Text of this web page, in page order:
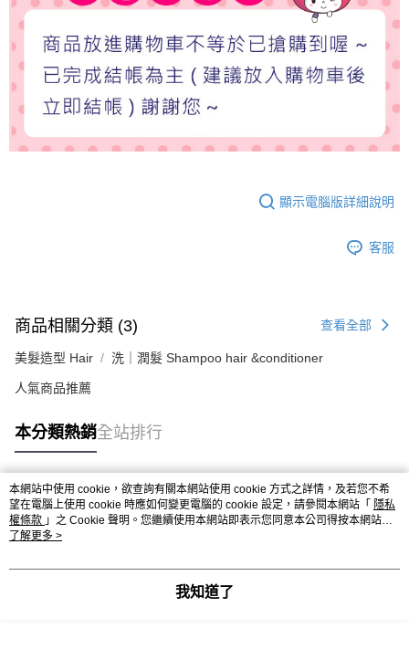
顯示電腦版詳細說明
客服
商品相關分類 (3) 查看全部
美髮造型 Hair 洗｜潤髮 Shampoo hair &conditioner
人氣商品推薦
本分類熱銷全站排行
熱門標籤
本網站中使用 cookie，欲查詢有關本網站使用 cookie 方式之詳情，及若您不希
望在電腦上使用 cookie 時應如何變更電腦的 cookie 設定，請參閱本網站「 隱私
權條款 」之 Cookie 聲明。您繼續使用本網站即表示您同意本公司得按本網站使
用條款之 Cookie 聲明使用 cookie。
了解更多 >
我知道了